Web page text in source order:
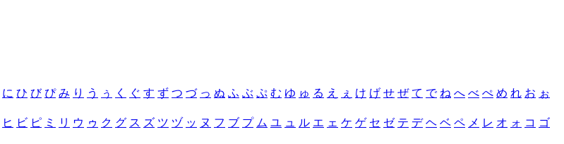
に ひ び ぴ み り う ぅ く ぐ す ず つ づ っ ぬ ふ ぶ ぷ む ゆ ゅ る え ぇ け げ せ ぜ て で ね へ べ ぺ め れ お ぉ
ヒ ビ ピ ミ リ ウ ゥ ク グ ス ズ ツ ヅ ッ ヌ フ ブ プ ム ユ ュ ル エ ェ ケ ゲ セ ゼ テ デ ヘ ベ ペ メ レ オ ォ コ ゴ